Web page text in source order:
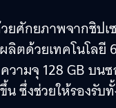
ศักยภาพจากชิปเ
ตด้วยเทคโนโลยี
วามจุ 128 GB
ซึ่งช่วยให้รองรับ